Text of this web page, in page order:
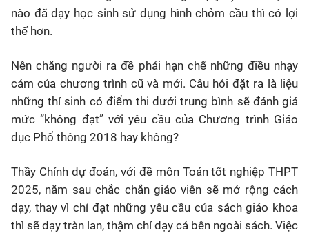
nào đã dạy học sinh sử dụng hình chỏm cầu thì có lợi
thế hơn.
Nên chăng người ra đề phải hạn chế những điều nhạy
cảm của chương trình cũ và mới. Câu hỏi đặt ra là liệu
những thí sinh có điểm thi dưới trung bình sẽ đánh giá
mức “không đạt” với yêu cầu của Chương trình Giáo
dục Phổ thông 2018 hay không?
Thầy Chính dự đoán, với đề môn Toán tốt nghiệp THPT
2025, năm sau chắc chắn giáo viên sẽ mở rộng cách
dạy, thay vì chỉ đạt những yêu cầu của sách giáo khoa
thì sẽ dạy tràn lan, thậm chí dạy cả bên ngoài sách. Việc